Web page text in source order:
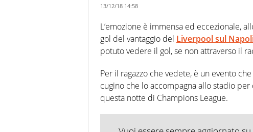
13/12/18 14:58
L’emozione è immensa ed eccezionale,
gol del vantaggio del Liverpoolsul
potuto vedere il gol, se non attraverso il
Per il ragazzo che vedete, è un evento
cugino che lo accompagna allo stadio
questa notte di Champions League.